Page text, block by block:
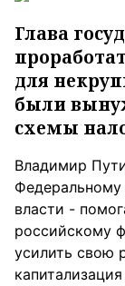
Глава
для
были
схемы
Владимир
Федеральному
власти -
российскому
усилить свою